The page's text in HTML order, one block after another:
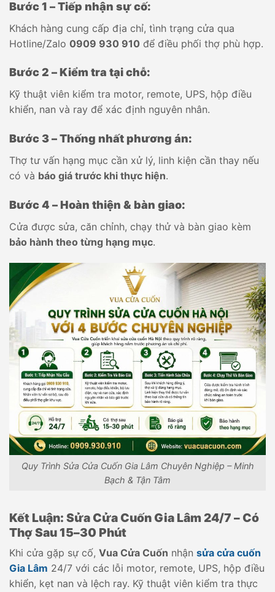
Bước 1 – Tiếp nhận sự cố:
Khách hàng cung cấp địa chỉ, tình trạng cửa qua
Hotline/Zalo 0909 930 910 để điều phối thợ phù hợp.
Bước 2 – Kiểm tra tại chỗ:
Kỹ thuật viên kiểm tra motor, remote, UPS, hộp điều
khiển, nan và ray để xác định nguyên nhân.
Bước 3 – Thống nhất phương án:
Thợ tư vấn hạng mục cần xử lý, linh kiện cần thay nếu
có và báo giá trước khi thực hiện.
Bước 4 – Hoàn thiện & bàn giao:
Cửa được sửa, căn chỉnh, chạy thử và bàn giao kèm
bảo hành theo từng hạng mục.
Quy Trình Sửa Cửa Cuốn Gia Lâm Chuyên Nghiệp – Minh
Bạch & Tận Tâm
Kết Luận: Sửa Cửa Cuốn Gia Lâm 24/7 – Có
Thợ Sau 15–30 Phút
Khi cửa gặp sự cố, Vua Cửa Cuốn nhận sửa cửa cuốn
Gia Lâm 24/7 với các lỗi motor, remote, UPS, hộp điều
khiển, kẹt nan và lệch ray. Kỹ thuật viên kiểm tra thực